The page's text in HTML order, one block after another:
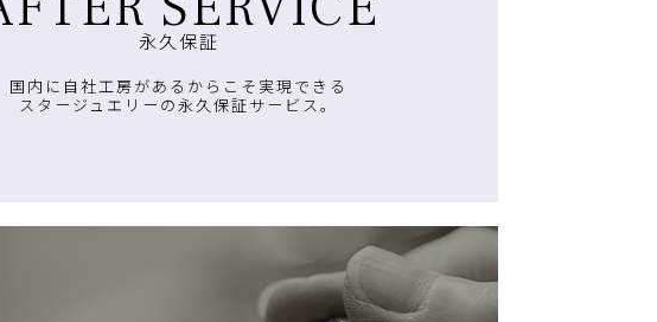
永久保証
国内に自社工房があるからこそ実現できる
スタージュエリーの永久保証サービス。